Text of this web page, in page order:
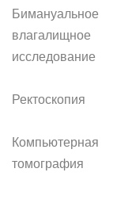
Бимануальное
влагалищное
исследование
Ректоскопия
Компьютерная
томография